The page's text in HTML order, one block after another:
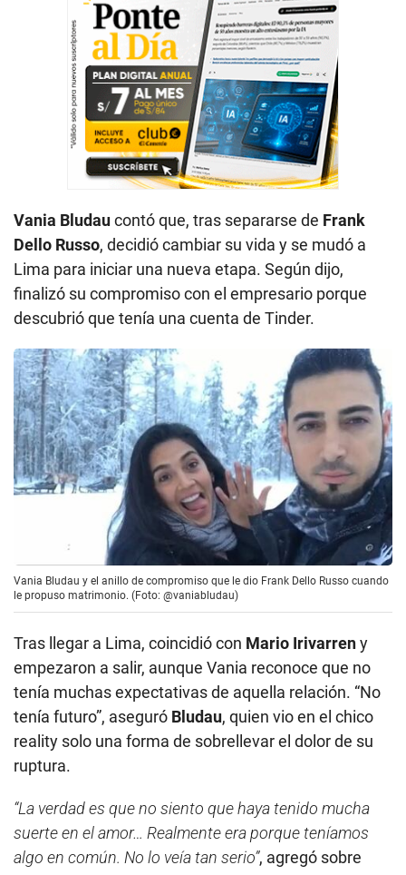
Vania Bludaucontó que, tras separarse de Frank
Dello Russo, decidió cambiar su vida y se mudó a
Lima para iniciar una nueva etapa. Según dijo,
finalizó su compromiso con el empresario porque
descubrió que tenía una cuenta de Tinder.
Vania Bludau y el anillo de compromiso que le dio Frank Dello Russo cuando
le propuso matrimonio. (Foto: @vaniabludau)
Tras llegar a Lima, coincidió con Mario Irivarreny
empezaron a salir, aunque Vania reconoce que no
tenía muchas expectativas de aquella relación. “No
tenía futuro”, aseguró Bludau, quien vio en el chico
reality solo una forma de sobrellevar el dolor de su
ruptura.
“La verdad es que no siento que haya tenido mucha
suerte en el amor… Realmente era porque teníamos
algo en común. No lo veía tan serio”, agregó sobre